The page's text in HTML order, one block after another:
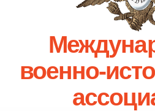
военно-